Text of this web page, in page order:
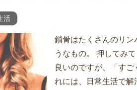
活
鎖骨はたくさんのリン
うなもの。 押してみ
良いのですが、「すご
れには、日常生活で